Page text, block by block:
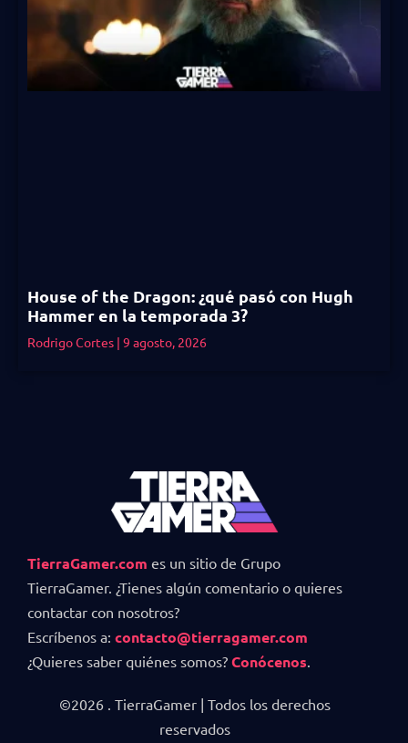
House of the Dragon: ¿qué pasó con Hugh
Hammer en la temporada 3?
Rodrigo Cortes 9 agosto, 2026
TierraGamer.com es un sitio de Grupo
TierraGamer. ¿Tienes algún comentario o quieres
contactar con nosotros?
Escríbenos a: contacto@tierragamer.com
¿Quieres saber quiénes somos? Conócenos.
©2026 . TierraGamer | Todos los derechos
reservados